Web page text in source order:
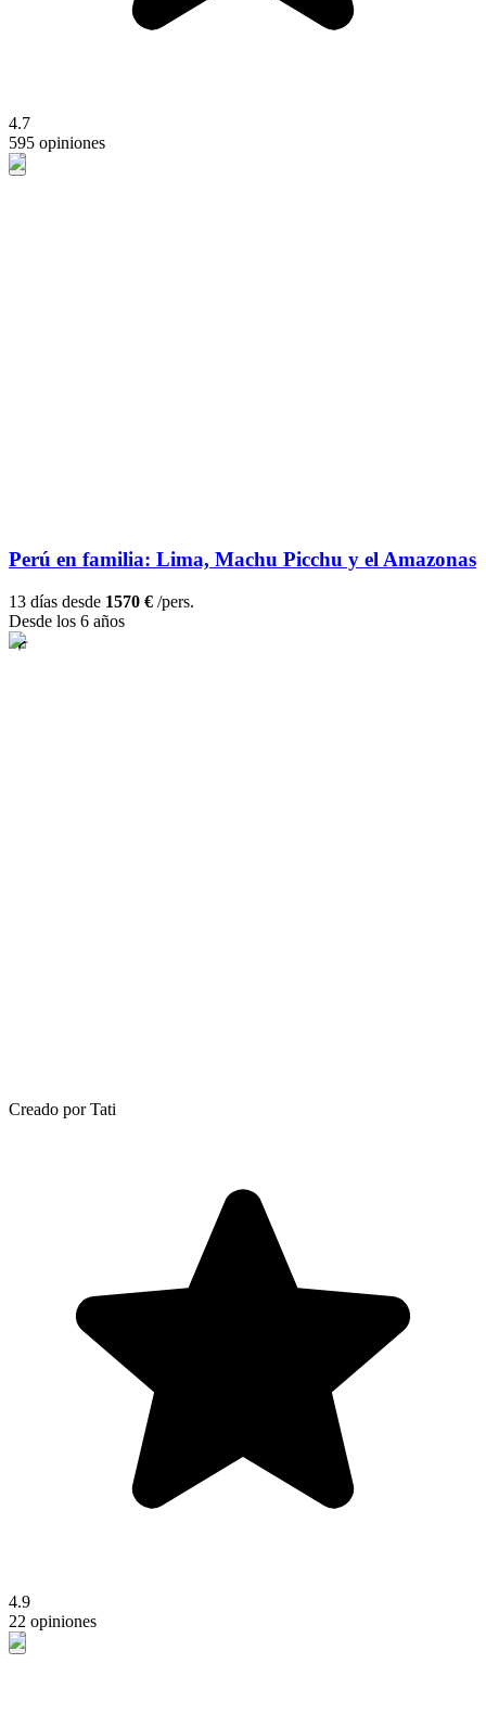
4.7
595 opiniones
Perú en familia: Lima, Machu Picchu y el Amazonas
13 días desde 1570 € /pers.
Desde los 6 años
Creado por Tati
4.9
22 opiniones